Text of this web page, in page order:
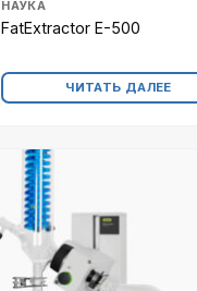
НАУКА
FatExtractor E-500
ЧИТАТЬ ДАЛЕЕ